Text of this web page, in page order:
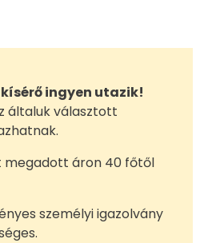
ingyen utazik!
általuk választott
megadott áron 40 főtől
személyi igazolvány